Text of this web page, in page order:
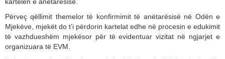
Përveç qëllimit themelor të konfirmimit të anëtarësisë në Odën e
Mjekëve, mjekët do t’i përdorin kartelat edhe në procesin e edukimit
të vazhdueshëm mjekësor për të evidentuar vizitat në ngjarjet e
organizuara të EVM.